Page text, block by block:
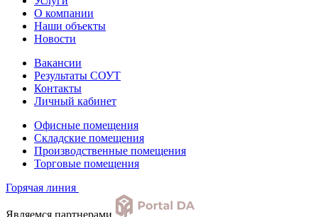
О компании
Наши объекты
Новости
Вакансии
Результаты СОУТ
Контакты
Личный кабинет
Офисные помещения
Складские помещения
Производственные помещения
Торговые помещения
Горячая линия
Являемся партнерами